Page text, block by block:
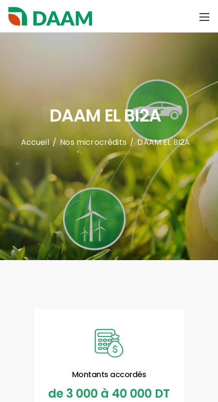
DAAM EL BI2A
Accueil / Nos microcrédits / DAAM EL BI2A
Montants accordés
de 3 000 à 40 000 DT